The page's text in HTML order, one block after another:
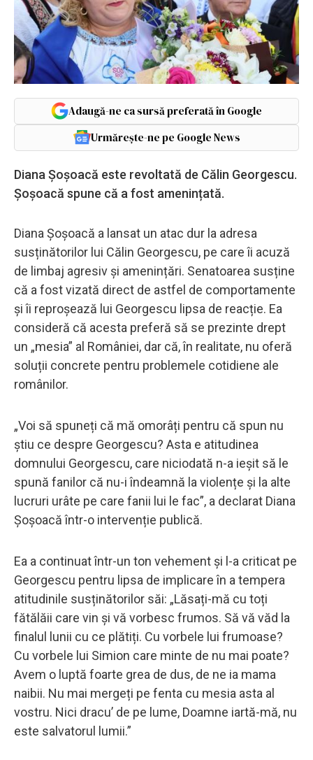
Adaugă-ne ca sursă preferată în Google
Urmărește-ne pe Google News
Diana Șoșoacă este revoltată de Călin Georgescu.
Șoșoacă spune că a fost amenințată.
Diana Șoșoacă a lansat un atac dur la adresa
susținătorilor lui Călin Georgescu, pe care îi acuză
de limbaj agresiv și amenințări. Senatoarea susține
că a fost vizată direct de astfel de comportamente
și îi reproșează lui Georgescu lipsa de reacție. Ea
consideră că acesta preferă să se prezinte drept
un „mesia” al României, dar că, în realitate, nu oferă
soluții concrete pentru problemele cotidiene ale
românilor.
„Voi să spuneți că mă omorâți pentru că spun nu
știu ce despre Georgescu? Asta e atitudinea
domnului Georgescu, care niciodată n-a ieșit să le
spună fanilor că nu-i îndeamnă la violențe și la alte
lucruri urâte pe care fanii lui le fac”, a declarat Diana
Șoșoacă într-o intervenție publică.
Ea a continuat într-un ton vehement și l-a criticat pe
Georgescu pentru lipsa de implicare în a tempera
atitudinile susținătorilor săi: „Lăsați-mă cu toți
fătălăii care vin și vă vorbesc frumos. Să vă văd la
finalul lunii cu ce plătiți. Cu vorbele lui frumoase?
Cu vorbele lui Simion care minte de nu mai poate?
Avem o luptă foarte grea de dus, de ne ia mama
naibii. Nu mai mergeți pe fenta cu mesia asta al
vostru. Nici dracu’ de pe lume, Doamne iartă-mă, nu
este salvatorul lumii.”